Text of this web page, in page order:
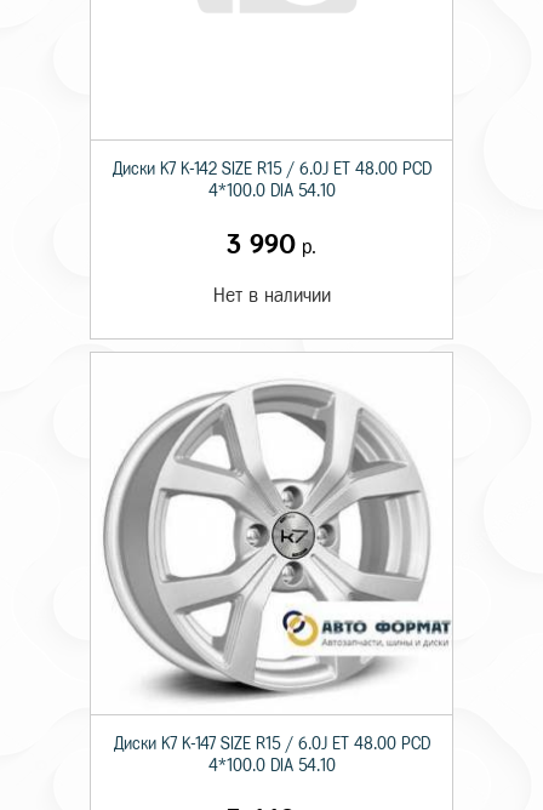
Диски K7 K-142 SIZE R15 / 6.0J ET 48.00 PCD
4*100.0 DIA 54.10
3 990 р.
Нет в наличии
Диски K7 K-147 SIZE R15 / 6.0J ET 48.00 PCD
4*100.0 DIA 54.10